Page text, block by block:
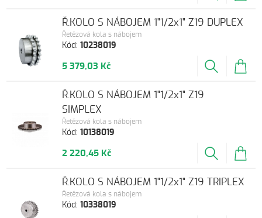
Kód:10238019
Řetězová kola s nábojem
Ř.KOLO S NÁBOJEM 1"1/2x1" Z19 DUPLEX
5 379,03 Kč
Kód:10138019
Řetězová kola s nábojem
Ř.KOLO S NÁBOJEM 1"1/2x1" Z19
SIMPLEX
2 220,45 Kč
Kód:10338019
Řetězová kola s nábojem
Ř.KOLO S NÁBOJEM 1"1/2x1" Z19 TRIPLEX